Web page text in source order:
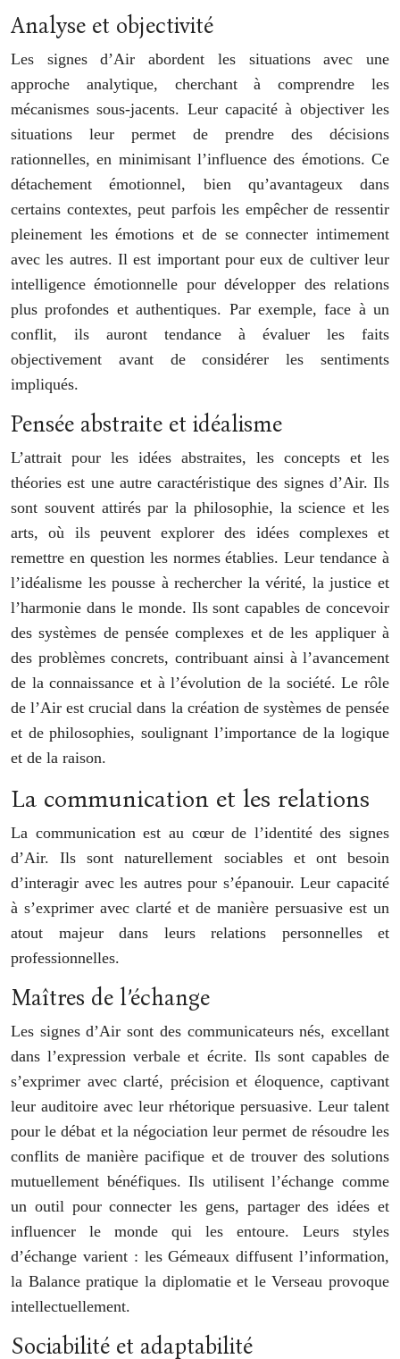
Analyse et objectivité
Les signes d’Air abordent les situations avec une
approche analytique, cherchant à comprendre les
mécanismes sous-jacents. Leur capacité à objectiver les
situations leur permet de prendre des décisions
rationnelles, en minimisant l’influence des émotions. Ce
détachement émotionnel, bien qu’avantageux dans
certains contextes, peut parfois les empêcher de ressentir
pleinement les émotions et de se connecter intimement
avec les autres. Il est important pour eux de cultiver leur
intelligence émotionnelle pour développer des relations
plus profondes et authentiques. Par exemple, face à un
conflit, ils auront tendance à évaluer les faits
objectivement avant de considérer les sentiments
impliqués.
Pensée abstraite et idéalisme
L’attrait pour les idées abstraites, les concepts et les
théories est une autre caractéristique des signes d’Air. Ils
sont souvent attirés par la philosophie, la science et les
arts, où ils peuvent explorer des idées complexes et
remettre en question les normes établies. Leur tendance à
l’idéalisme les pousse à rechercher la vérité, la justice et
l’harmonie dans le monde. Ils sont capables de concevoir
des systèmes de pensée complexes et de les appliquer à
des problèmes concrets, contribuant ainsi à l’avancement
de la connaissance et à l’évolution de la société. Le rôle
de l’Air est crucial dans la création de systèmes de pensée
et de philosophies, soulignant l’importance de la logique
et de la raison.
La communication et les relations
La communication est au cœur de l’identité des signes
d’Air. Ils sont naturellement sociables et ont besoin
d’interagir avec les autres pour s’épanouir. Leur capacité
à s’exprimer avec clarté et de manière persuasive est un
atout majeur dans leurs relations personnelles et
professionnelles.
Maîtres de l’échange
Les signes d’Air sont des communicateurs nés, excellant
dans l’expression verbale et écrite. Ils sont capables de
s’exprimer avec clarté, précision et éloquence, captivant
leur auditoire avec leur rhétorique persuasive. Leur talent
pour le débat et la négociation leur permet de résoudre les
conflits de manière pacifique et de trouver des solutions
mutuellement bénéfiques. Ils utilisent l’échange comme
un outil pour connecter les gens, partager des idées et
influencer le monde qui les entoure. Leurs styles
d’échange varient : les Gémeaux diffusent l’information,
la Balance pratique la diplomatie et le Verseau provoque
intellectuellement.
Sociabilité et adaptabilité